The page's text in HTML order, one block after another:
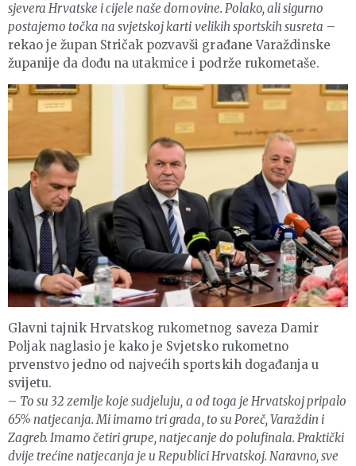
sjevera Hrvatske i cijele naše domovine. Polako, ali sigurno
postajemo točka na svjetskoj karti velikih sportskih susreta –
rekao je župan Stričak pozvavši građane Varaždinske
županije da dođu na utakmice i podrže rukometaše.
Glavni tajnik Hrvatskog rukometnog saveza Damir
Poljak naglasio je kako je Svjetsko rukometno
prvenstvo jedno od najvećih sportskih događanja u
svijetu.
– To su 32 zemlje koje sudjeluju, a od toga je Hrvatskoj pripalo
65% natjecanja. Mi imamo tri grada, to su Poreč, Varaždin i
Zagreb. Imamo četiri grupe, natjecanje do polufinala. Praktički
dvije trećine natjecanja je u Republici Hrvatskoj. Naravno, sve